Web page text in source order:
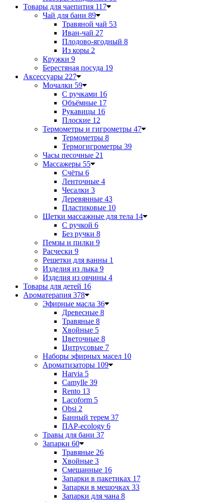
Товары для чаепития 117
Чай для бани 89
Травяной чай 53
Иван-чай 27
Плодово-ягодный 8
Из коры 2
Кружки 9
Берестяная посуда 19
Аксессуары 227
Мочалки 59
С ручками 16
Объёмные 17
Рукавицы 16
Плоские 12
Термометры и гигрометры 47
Термометры 8
Термогигрометры 39
Часы песочные 21
Массажеры 55
Счёты 6
Ленточные 4
Чесалки 3
Деревянные 43
Пластиковые 10
Щетки массажные для тела 14
С ручкой 6
Без ручки 8
Пемзы и пилки 9
Расчески 9
Решетки для ванны 1
Изделия из лыка 9
Изделия из овчины 4
Товары для детей 16
Ароматерапия 378
Эфирные масла 36
Древесные 8
Травяные 8
Хвойные 5
Цветочные 8
Цитрусовые 7
Наборы эфирных масел 10
Ароматизаторы 109
Harvia 5
Camylle 39
Rento 13
Lacoform 5
Obsi 2
Банный терем 37
ПАР-ecology 6
Травы для бани 37
Запарки 60
Травяные 26
Хвойные 3
Смешанные 16
Запарки в пакетиках 17
Запарки в мешочках 33
Запарки для чана 8